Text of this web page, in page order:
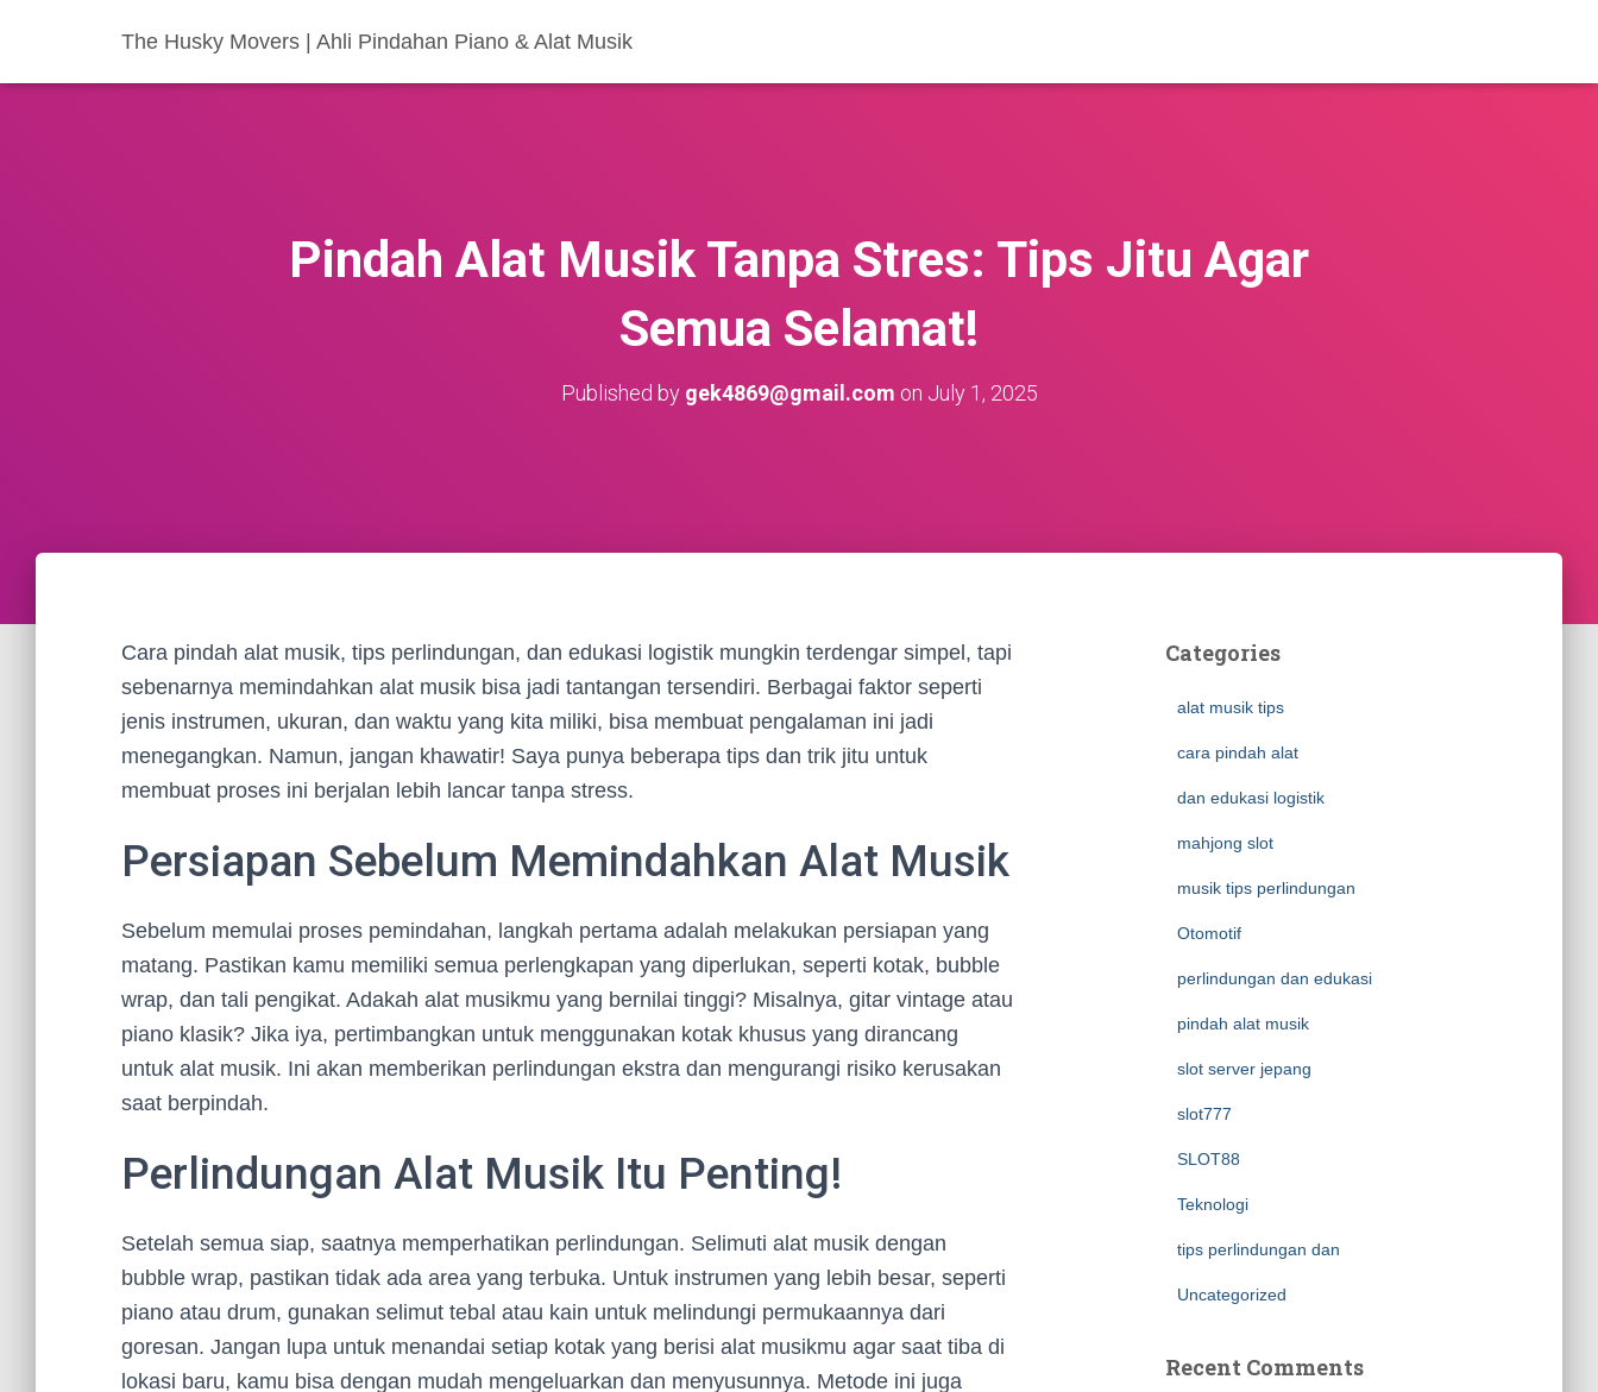
The Husky Movers | Ahli Pindahan Piano & Alat Musik
Pindah Alat Musik Tanpa Stres: Tips Jitu Agar
Semua Selamat!
Published by gek4869@gmail.com on July 1, 2025
Cara pindah alat musik, tips perlindungan, dan edukasi logistik mungkin terdengar simpel, tapi
sebenarnya memindahkan alat musik bisa jadi tantangan tersendiri. Berbagai faktor seperti
jenis instrumen, ukuran, dan waktu yang kita miliki, bisa membuat pengalaman ini jadi
menegangkan. Namun, jangan khawatir! Saya punya beberapa tips dan trik jitu untuk
membuat proses ini berjalan lebih lancar tanpa stress.
Persiapan Sebelum Memindahkan Alat Musik
Sebelum memulai proses pemindahan, langkah pertama adalah melakukan persiapan yang
matang. Pastikan kamu memiliki semua perlengkapan yang diperlukan, seperti kotak, bubble
wrap, dan tali pengikat. Adakah alat musikmu yang bernilai tinggi? Misalnya, gitar vintage atau
piano klasik? Jika iya, pertimbangkan untuk menggunakan kotak khusus yang dirancang
untuk alat musik. Ini akan memberikan perlindungan ekstra dan mengurangi risiko kerusakan
saat berpindah.
Perlindungan Alat Musik Itu Penting!
Setelah semua siap, saatnya memperhatikan perlindungan. Selimuti alat musik dengan
bubble wrap, pastikan tidak ada area yang terbuka. Untuk instrumen yang lebih besar, seperti
piano atau drum, gunakan selimut tebal atau kain untuk melindungi permukaannya dari
goresan. Jangan lupa untuk menandai setiap kotak yang berisi alat musikmu agar saat tiba di
lokasi baru, kamu bisa dengan mudah mengeluarkan dan menyusunnya. Metode ini juga
Categories
alat musik tips
cara pindah alat
dan edukasi logistik
mahjong slot
musik tips perlindungan
Otomotif
perlindungan dan edukasi
pindah alat musik
slot server jepang
slot777
SLOT88
Teknologi
tips perlindungan dan
Uncategorized
Recent Comments